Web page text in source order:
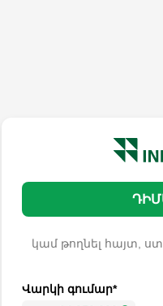
կամ թողնել հայտ,
Վարկի գումար*